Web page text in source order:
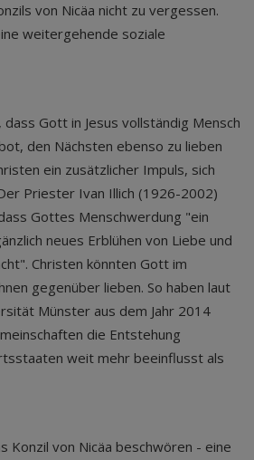
von Nicäa nicht zu vergessen.
weitergehende soziale
dass Gott in Jesus vollständig Mensch
den Nächsten ebenso zu lieben
ein zusätzlicher Impuls, sich
Priester Ivan Illich (1926-2002)
Gottes Menschwerdung "ein
neues Erblühen von Liebe und
Christen könnten Gott im
gegenüber lieben. So haben laut
Münster aus dem Jahr 2014
die Entstehung
weit mehr beeinflusst als
Konzil von Nicäa beschwören - eine